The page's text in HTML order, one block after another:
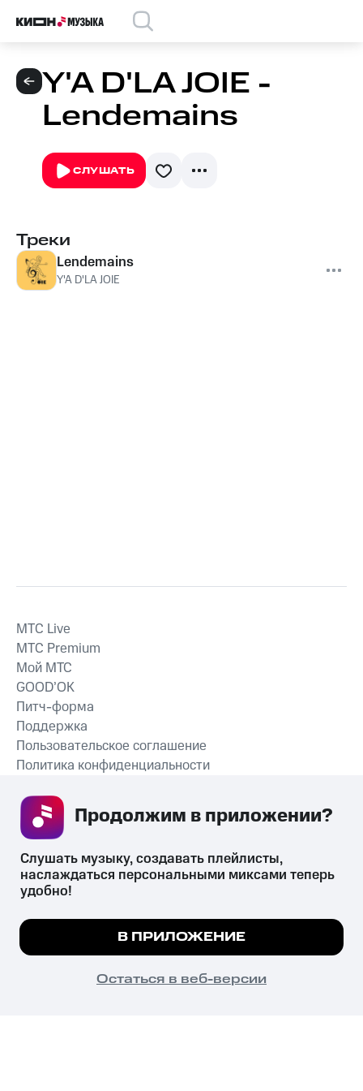
Y'A D'LA JOIE -
Lendemains
СЛУШАТЬ
Треки
Lendemains
Y'A D'LA JOIE
СКАЧАТЬ ПРИЛОЖЕНИЕ
MTС Live
MTС Premium
Мой МТС
GOOD’OK
Питч-форма
Поддержка
Пользовательское соглашение
Политика конфиденциальности
психотропных веществ, их аналогов причиняет вред здоровью,
их незаконный оборот запрещён и влечёт установленную
законодательством ответственность.
© 2026 ООО «КИОН».
Все права защищены
Мы используем куки, чтобы на сайте все
Подробнее
ПОНЯТНО
Слушать музыку, создавать плейлисты,
наслаждаться персональными миксами теперь
удобно!
В ПРИЛОЖЕНИЕ
Остаться в веб-версии